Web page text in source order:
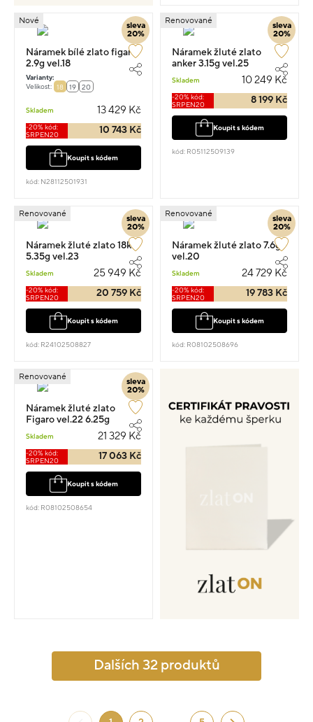
sleva
20%
Nové
Náramek bílé zlato figaro
2.9g vel.18
Varianty:
Velikost:
18 19 20
Skladem 13 429 Kč
-20% kód:
SRPEN20
10 743 Kč
Koupit s kódem
kód: N28112501931
sleva
20%
Renovované
Náramek žluté zlato
anker 3.15g vel.25
Skladem 10 249 Kč
-20% kód:
SRPEN20
8 199 Kč
Koupit s kódem
kód: R05112509139
sleva
20%
Renovované
Náramek žluté zlato 18kt
5.35g vel.23
Skladem 25 949 Kč
-20% kód:
SRPEN20
20 759 Kč
Koupit s kódem
kód: R24102508827
sleva
20%
Renovované
Náramek žluté zlato 7.6g
vel.20
Skladem 24 729 Kč
-20% kód:
SRPEN20
19 783 Kč
Koupit s kódem
kód: R08102508696
sleva
20%
Renovované
Náramek žluté zlato
Figaro vel.22 6.25g
Skladem 21 329 Kč
-20% kód:
SRPEN20
17 063 Kč
Koupit s kódem
kód: R08102508654
Dalších 32 produktů